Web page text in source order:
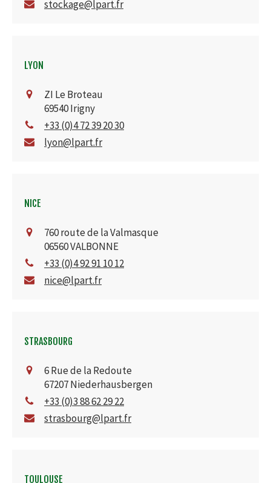
stockage@lpart.fr
LYON
ZI Le Broteau
69540Irigny
+33 (0)4 72 39 20 30
lyon@lpart.fr
NICE
760 route de la Valmasque
06560VALBONNE
+33 (0)4 92 91 10 12
nice@lpart.fr
STRASBOURG
6 Rue de la Redoute
67207Niederhausbergen
+33 (0)3 88 62 29 22
strasbourg@lpart.fr
TOULOUSE